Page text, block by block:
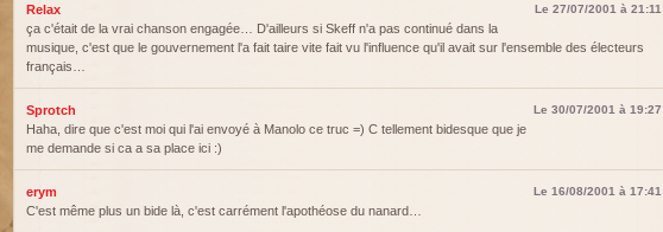
Relax Le 27/07/2001 à 21:11
ça c'était de la vrai chanson engagée… D'ailleurs si Skeff n'a pas continué dans la
musique, c'est que le gouvernement l'a fait taire vite fait vu l'influence qu'il avait sur l'ensemble des électeurs
français…
Sprotch Le 30/07/2001 à 19:27
Haha, dire que c'est moi qui l'ai envoyé à Manolo ce truc =) C tellement bidesque que je
me demande si ca a sa place ici :)
erym Le 16/08/2001 à 17:41
C'est même plus un bide là, c'est carrément l'apothéose du nanard…